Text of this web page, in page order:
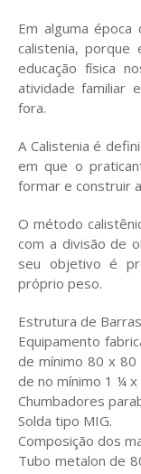
Em alguma
calistenia,
educação física
atividade familiar
fora.
A Calistenia é
em que o
formar e construir
O método
com a divisão de
seu objetivo é
próprio peso.
Estrutura de
Equipamento
de mínimo 80 x
de no mínimo 1 ¼
Chumbadores
Solda tipo MIG.
Composição dos
Tubo metalon de